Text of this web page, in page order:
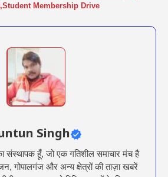
,Student Membership Drive
Singh
संस्थापक हूँ, जो एक गतिशील समाचार मंच है
गोपालगंज और अन्य क्षेत्रों की ताज़ा खबरें